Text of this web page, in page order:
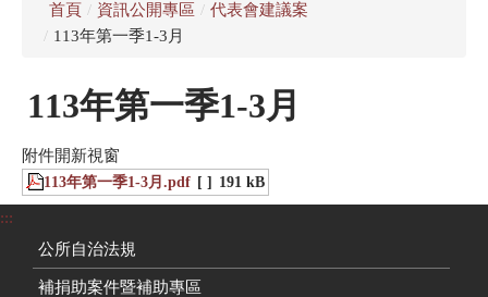
資訊公開專區
首頁 / 資訊公開專區 / 代表會建議案
/ 113年第一季1-3月
113年第一季1-3月
附件開新視窗
113年第一季1-3月.pdf [ ] 191 kB
:::
公所自治法規
補捐助案件暨補助專區